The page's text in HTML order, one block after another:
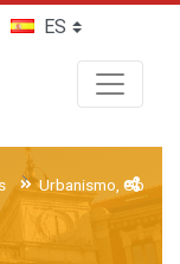
Urbanismo, Obras